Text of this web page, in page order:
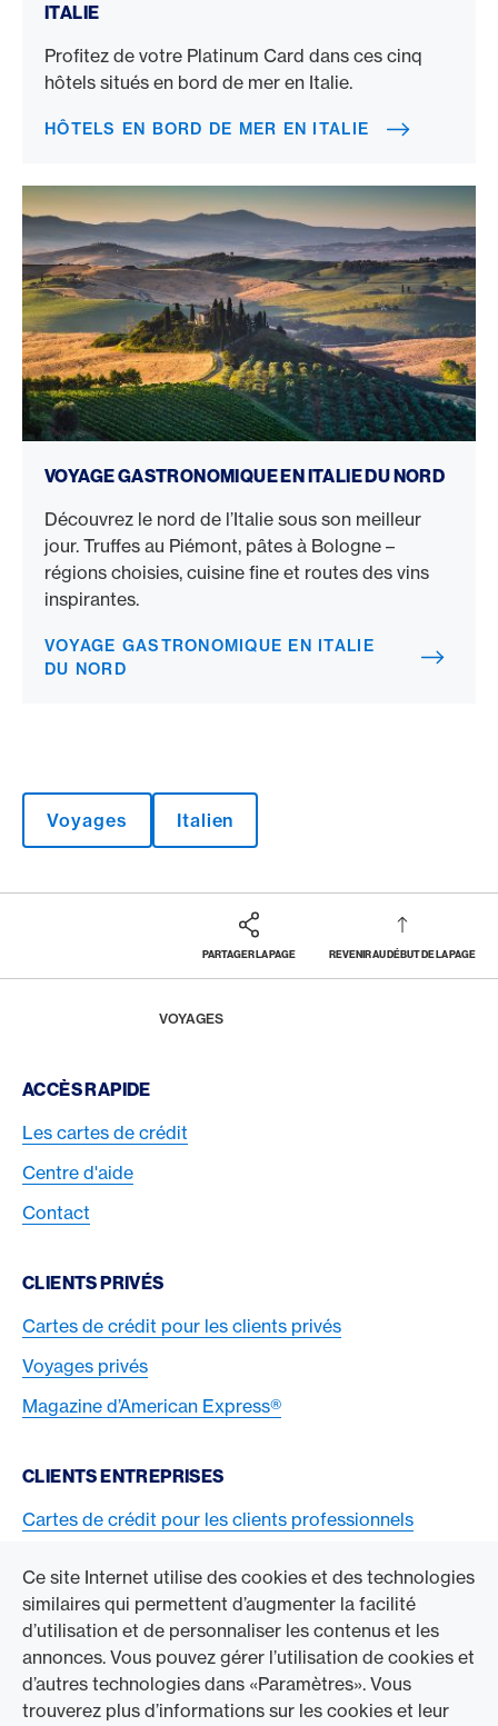
Ce site Internet utilise des cookies et des technologies
similaires qui permettent d’augmenter la facilité
d’utilisation et de personnaliser les contenus et les
annonces. Vous pouvez gérer l’utilisation de cookies et
d’autres technologies dans «Paramètres». Vous
trouverez plus d’informations sur les cookies et leur
ITALIE
Profitez de votre Platinum Card dans ces cinq
hôtels situés en bord de mer en Italie.
HÔTELS EN BORD DE MER EN ITALIE
VOYAGE GASTRONOMIQUE EN ITALIE DU NORD
Découvrez le nord de l’Italie sous son meilleur
jour. Truffes au Piémont, pâtes à Bologne –
régions choisies, cuisine fine et routes des vins
inspirantes.
VOYAGE GASTRONOMIQUE EN ITALIE
DU NORD
Voyages Italien
PARTAGER LA PAGE REVENIR AU DÉBUT DE LA PAGE
Footer
VOYAGES
Footer Navigation
ACCÈS RAPIDE
Les cartes de crédit
Centre d'aide
Contact
CLIENTS PRIVÉS
Cartes de crédit pour les clients privés
Voyages privés
Magazine d’American Express®
CLIENTS ENTREPRISES
Cartes de crédit pour les clients professionnels
ACCÉDER À L’ENTREPRISE
Swisscard AECS GmbH
American Express Mondial